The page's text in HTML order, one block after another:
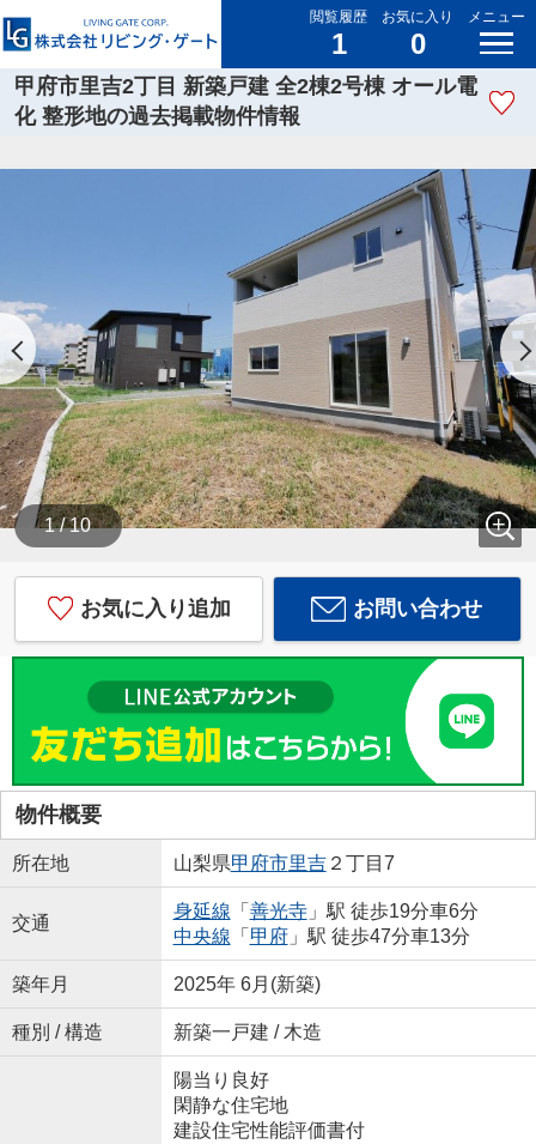
閲覧履歴
1
お気に入り
0
メニュー
甲府市里吉2丁目 新築戸建 全2棟2号棟 オール電
化 整形地の過去掲載物件情報
1 / 10
お気に入り追加 お問い合わせ
物件概要
所在地 山梨県甲府市里吉２丁目7
交通
身延線 「 善光寺」駅 徒歩19分車6分
中央線 「 甲府」駅 徒歩47分車13分
築年月 2025年 6月(新築)
種別 / 構造 新築一戸建 / 木造
陽当り良好
閑静な住宅地
建設住宅性能評価書付